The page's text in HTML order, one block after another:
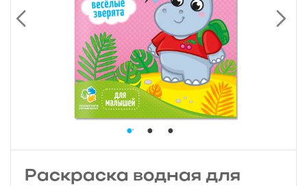
Раскраска водная для